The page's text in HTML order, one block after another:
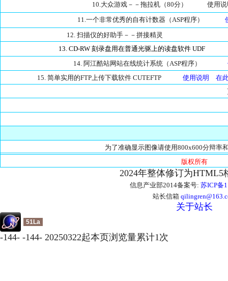
10.大众游戏－－拖拉机（80分）
11.一个非常优秀的自有计数器（ASP程序）
12. 扫描仪的好助手－－拼接精
13. CD-RW 刻录盘用在普通光驱上的读盘软件 UDF
14. 阿江酷站网站在线统计系统（ASP程序）
15. 简单实用的FTP上传下载软件 CUTEFTP 使用说明
在
为了准确显示图像请使用800x600分辩
版权所有
2024年整体修订为HTML5
信息产业部2014备案号: 苏ICP备
站长信箱
关于站长
51La
-144- -144- 20250322起本页浏览量累计1次